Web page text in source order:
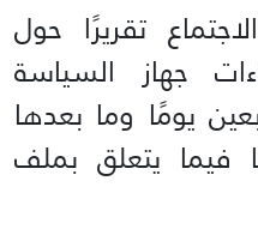
تقريرًا حول
جهاز السياسة
يومًا وما بعدها
فيما يتعلق بملف